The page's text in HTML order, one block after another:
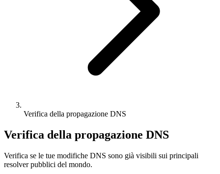
Verifica della propagazione DNS
Verifica della propagazione DNS
Verifica se le tue modifiche DNS sono già visibili sui principali
resolver pubblici del mondo.